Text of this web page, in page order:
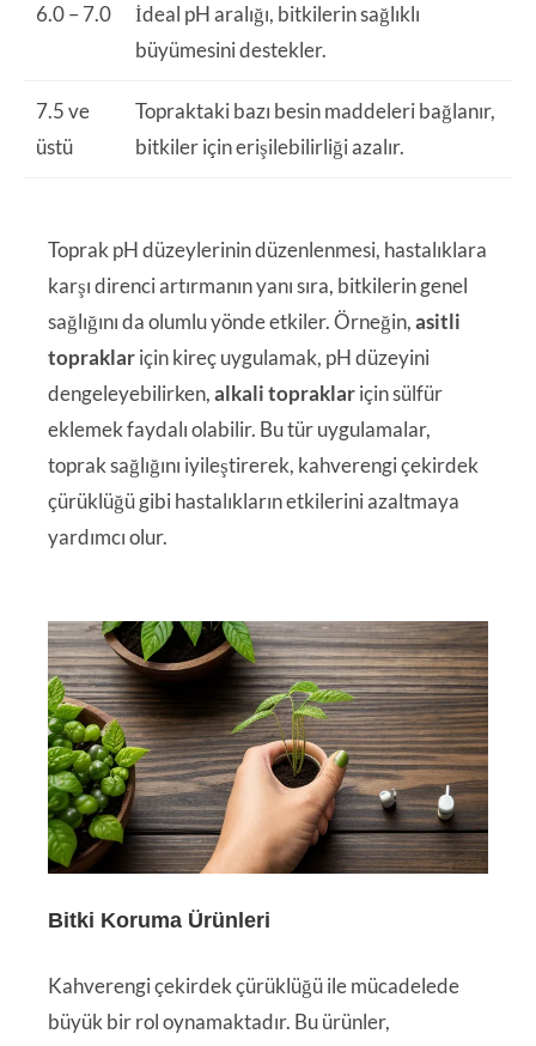
6.0 – 7.0
İdeal pH aralığı, bitkilerin sağlıklı
büyümesini destekler.
7.5 ve
üstü
Topraktaki bazı besin maddeleri bağlanır,
bitkiler için erişilebilirliği azalır.
Toprak pH düzeylerinin düzenlenmesi, hastalıklara
karşı direnci artırmanın yanı sıra, bitkilerin genel
sağlığını da olumlu yönde etkiler. Örneğin,asitli
topraklariçin kireç uygulamak, pH düzeyini
dengeleyebilirken,alkali topraklariçin sülfür
eklemek faydalı olabilir. Bu tür uygulamalar,
toprak sağlığını iyileştirerek, kahverengi çekirdek
çürüklüğü gibi hastalıkların etkilerini azaltmaya
yardımcı olur.
Bitki Koruma Ürünleri
Kahverengi çekirdek çürüklüğü ile mücadelede
büyük bir rol oynamaktadır. Bu ürünler,